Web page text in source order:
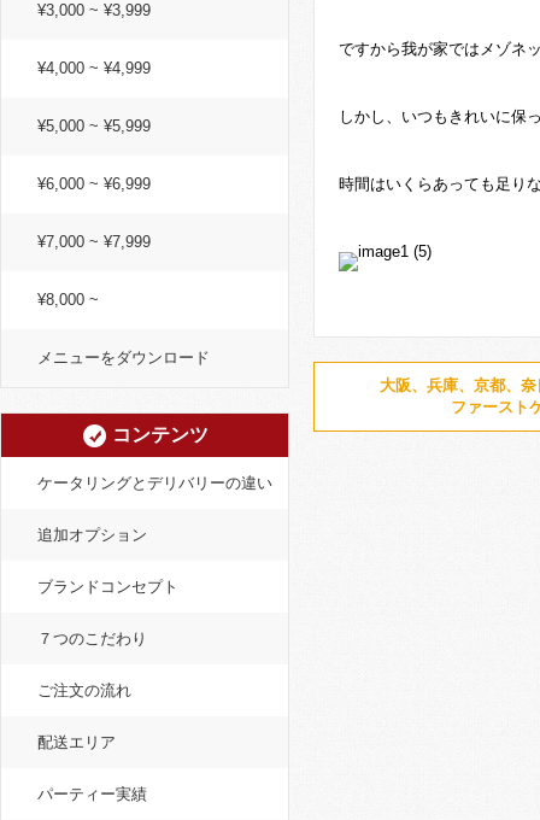
ですから我が家ではメゾネ
しかし、いつもきれいに保
時間はいくらあっても足り
大阪、兵庫、京都、
ファースト
¥3,000 ~ ¥3,999
¥4,000 ~ ¥4,999
¥5,000 ~ ¥5,999
¥6,000 ~ ¥6,999
¥7,000 ~ ¥7,999
¥8,000 ~
メニューをダウンロード
コンテンツ
ケータリングとデリバリーの違い
追加オプション
ブランドコンセプト
７つのこだわり
ご注文の流れ
配送エリア
パーティー実績